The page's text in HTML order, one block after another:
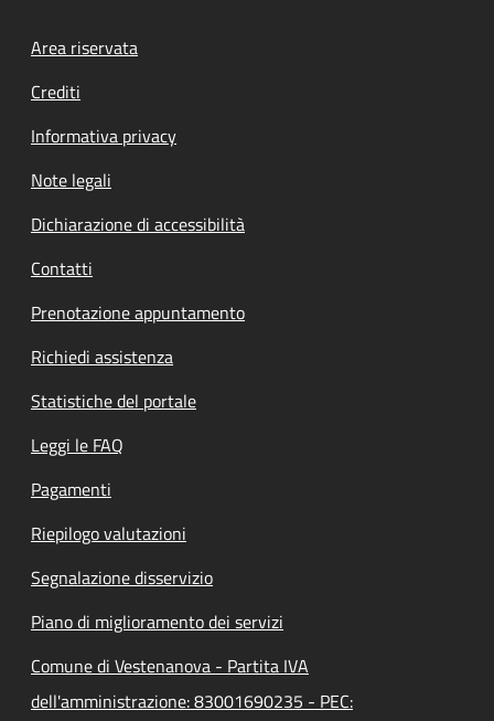
Footer menu
Area riservata
Crediti
Informativa privacy
Note legali
Dichiarazione di accessibilità
Contatti
Prenotazione appuntamento
Richiedi assistenza
Statistiche del portale
Leggi le FAQ
Pagamenti
Riepilogo valutazioni
Segnalazione disservizio
Piano di miglioramento dei servizi
Comune di Vestenanova - Partita IVA
dell'amministrazione: 83001690235 - PEC: